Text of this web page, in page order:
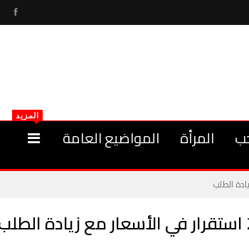
المرأة المواضيع العامة
المزيد